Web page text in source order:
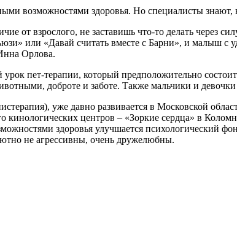
возможностями здоровья. Но специалисты знают,
от взрослого, не заставишь что-то делать через
или «Давай считать вместе с Барни», и малыш с
Орлова.
пет-терапии, который предположительно
доброте и заботе. Также мальчики и
уже давно развивается в Московской
центров – «Зоркие сердца» в
здоровья улучшается психологический
не агрессивны, очень дружелюбны.